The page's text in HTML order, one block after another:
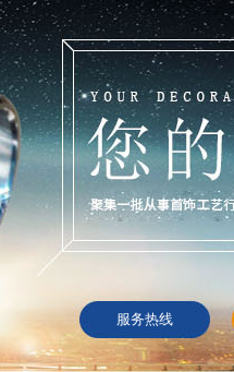
服务热线